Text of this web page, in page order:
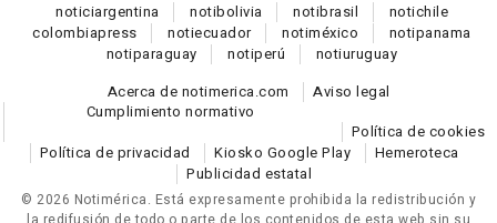
noticiargentina notibolivia notibrasil notichile
colombiapress notiecuador notiméxico notipanama
notiparaguay notiperú notiuruguay
Acerca de notimerica.com
Aviso legal
Cumplimiento normativo
Política de cookies
Política de privacidad
Kiosko Google Play
Hemeroteca
Publicidad estatal
© 2026 Notimérica. Está expresamente prohibida la redistribución y